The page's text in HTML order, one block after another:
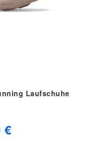
Laufschuhe
€